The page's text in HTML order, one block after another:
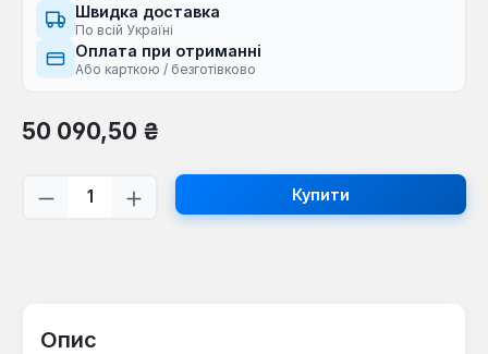
Швидка доставка
По всій Україні
Оплата при отриманні
Або карткою / безготівково
Звичайна ціна:
50 090,50 ₴
Кількість товару: Введіть потрібну
Купити
Опис